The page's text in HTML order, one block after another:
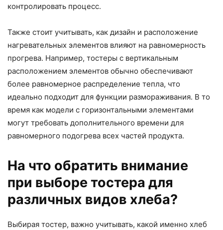
контролировать процесс.
Также стоит учитывать, как дизайн и расположение
нагревательных элементов влияют на равномерность
прогрева. Например, тостеры с вертикальным
расположением элементов обычно обеспечивают
более равномерное распределение тепла, что
идеально подходит для функции размораживания. В то
время как модели с горизонтальными элементами
могут требовать дополнительного времени для
равномерного подогрева всех частей продукта.
На что обратить внимание
при выборе тостера для
различных видов хлеба?
Выбирая тостер, важно учитывать, какой именно хлеб